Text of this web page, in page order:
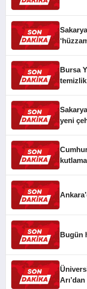
Bursa
temizlik
yeni
kutlama
Bugün